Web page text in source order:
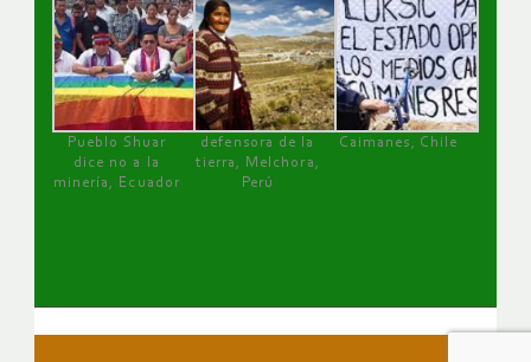
Pueblo Shuar
dice no a la
minería, Ecuador
defensora de la
tierra, Melchora,
Perú
Caimanes, Chile